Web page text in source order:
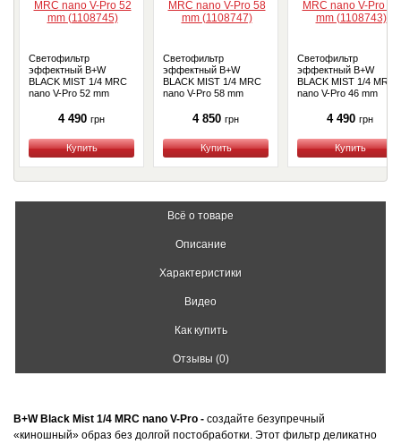
Светофильтр
эффектный B+W
BLACK MIST 1/4 MRC
nano V-Pro 52 mm
4 490 грн
Купить
Светофильтр
эффектный B+W
BLACK MIST 1/4 MRC
nano V-Pro 58 mm
4 850 грн
Купить
Светофильтр
эффектный B+W
BLACK MIST 1/4 MRC
nano V-Pro 46 mm
4 490 грн
Купить
Всё о товаре
Описание
Характеристики
Видео
Как купить
Отзывы (0)
B+W Black Mist 1/4 MRC nano V-Pro - создайте безупречный
«киношный» образ без долгой постобработки. Этот фильтр деликатно